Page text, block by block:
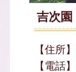
吉次園
【住所
【電話